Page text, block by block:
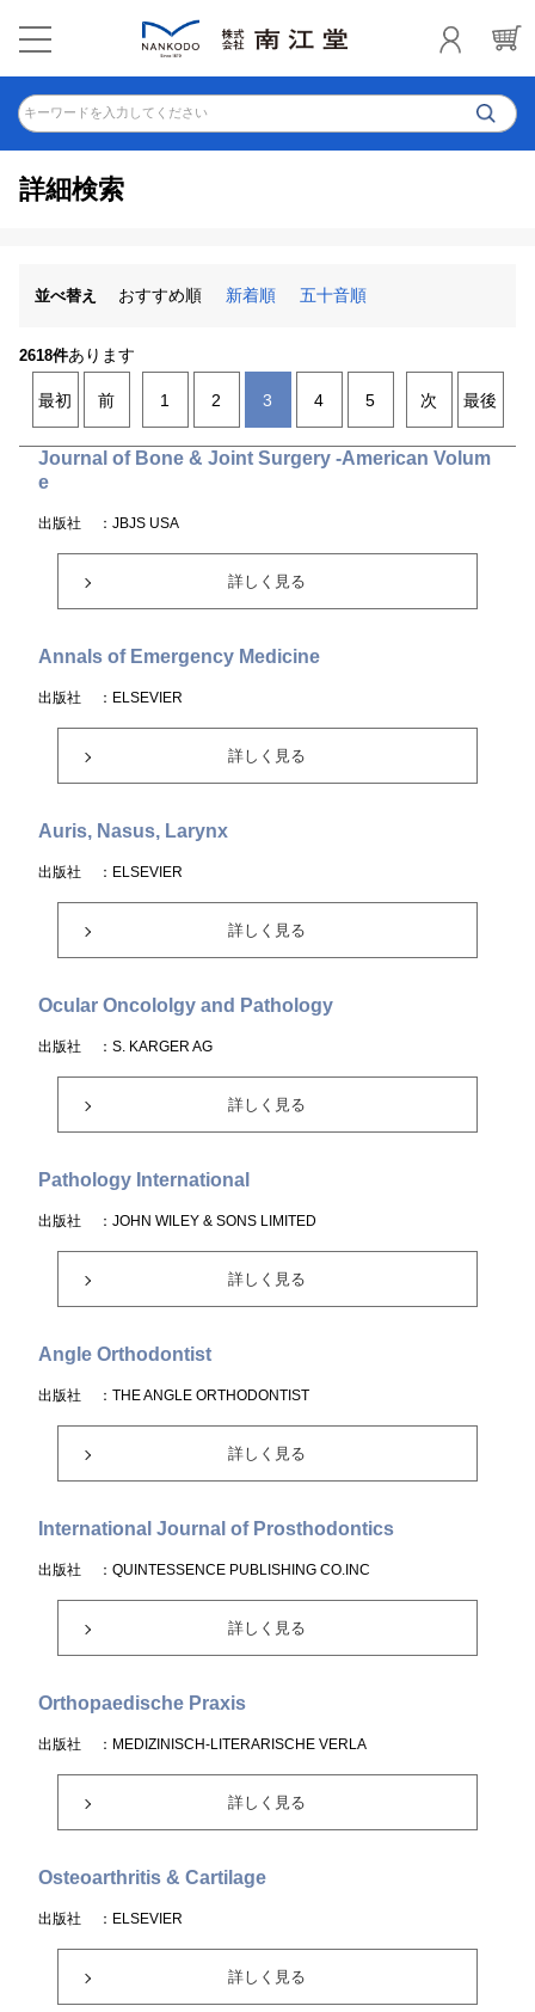
キーワードを入力してください
詳細検索
並べ替え おすすめ順 新着順 五十音順
2618件あります
最初 前 1 2 3 4 5 次 最後
Journal of Bone & Joint Surgery -American Volum
e
出版社 ：JBJS USA
詳しく見る
Annals of Emergency Medicine
出版社 ：ELSEVIER
詳しく見る
Auris, Nasus, Larynx
出版社 ：ELSEVIER
詳しく見る
Ocular Oncololgy and Pathology
出版社 ：S. KARGER AG
詳しく見る
Pathology International
出版社 ：JOHN WILEY & SONS LIMITED
詳しく見る
Angle Orthodontist
出版社 ：THE ANGLE ORTHODONTIST
詳しく見る
International Journal of Prosthodontics
出版社 ：QUINTESSENCE PUBLISHING CO.INC
詳しく見る
Orthopaedische Praxis
出版社 ：MEDIZINISCH-LITERARISCHE VERLA
詳しく見る
Osteoarthritis & Cartilage
出版社 ：ELSEVIER
詳しく見る